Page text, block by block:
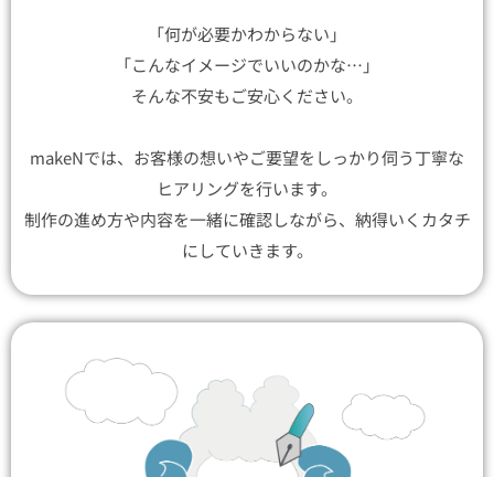
「何が必要かわからない」
「こんなイメージでいいのかな…」
そんな不安もご安心ください。
makeNでは、お客様の想いやご要望をしっかり伺う丁寧な
ヒアリングを行います。
制作の進め方や内容を一緒に確認しながら、納得いくカタチ
にしていきます。